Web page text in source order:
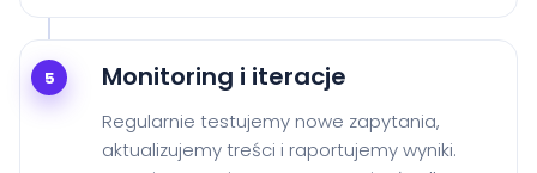
5 Monitoring i iteracje
Regularnie testujemy nowe zapytania,
aktualizujemy treści i raportujemy wyniki.